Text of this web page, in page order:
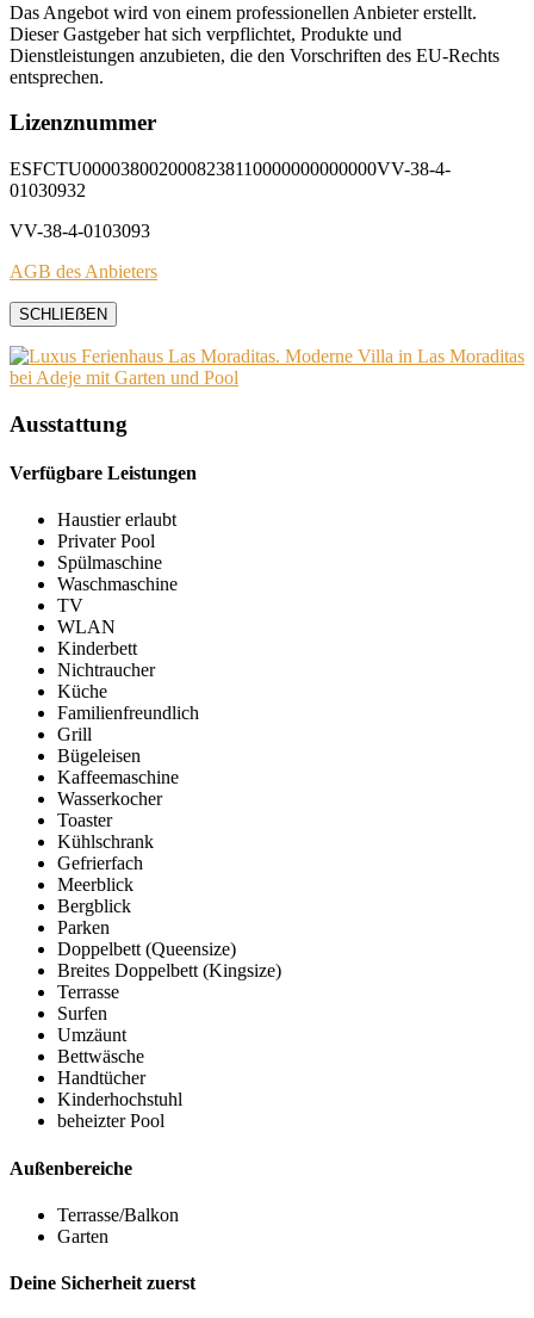
Das Angebot wird von einem professionellen Anbieter erstellt.
Dieser Gastgeber hat sich verpflichtet, Produkte und
Dienstleistungen anzubieten, die den Vorschriften des EU-Rechts
entsprechen.
Lizenznummer
ESFCTU0000380020008238110000000000000VV-38-4-
01030932
VV-38-4-0103093
AGB des Anbieters
SCHLIEẞEN
Ausstattung
Verfügbare Leistungen
Haustier erlaubt
Privater Pool
Spülmaschine
Waschmaschine
TV
WLAN
Kinderbett
Nichtraucher
Küche
Familienfreundlich
Grill
Bügeleisen
Kaffeemaschine
Wasserkocher
Toaster
Kühlschrank
Gefrierfach
Meerblick
Bergblick
Parken
Doppelbett (Queensize)
Breites Doppelbett (Kingsize)
Terrasse
Surfen
Umzäunt
Bettwäsche
Handtücher
Kinderhochstuhl
beheizter Pool
Außenbereiche
Terrasse/Balkon
Garten
Deine Sicherheit zuerst